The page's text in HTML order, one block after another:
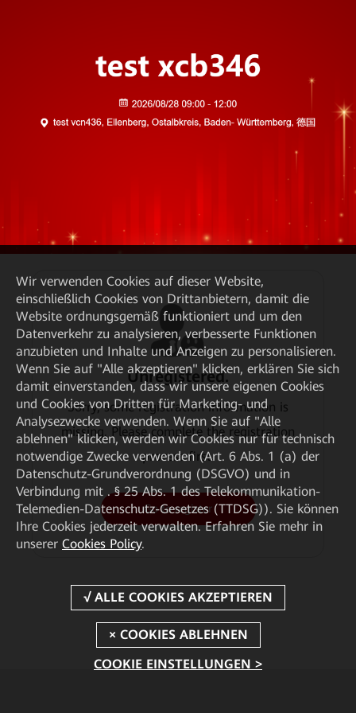
Unregistered.
Sorry, some registration information is
missing. Please complete the registration
process first.
Go to register
Wir verwenden Cookies auf dieser Website,
einschließlich Cookies von Drittanbietern, damit die
Website ordnungsgemäß funktioniert und um den
Datenverkehr zu analysieren, verbesserte Funktionen
anzubieten und Inhalte und Anzeigen zu personalisieren.
Wenn Sie auf "Alle akzeptieren" klicken, erklären Sie sich
damit einverstanden, dass wir unsere eigenen Cookies
und Cookies von Dritten für Marketing- und
Analysezwecke verwenden. Wenn Sie auf "Alle
ablehnen" klicken, werden wir Cookies nur für technisch
notwendige Zwecke verwenden (Art. 6 Abs. 1 (a) der
Datenschutz-Grundverordnung (DSGVO) und in
Verbindung mit . § 25 Abs. 1 des Telekommunikation-
Telemedien-Datenschutz-Gesetzes (TTDSG)). Sie können
Ihre Cookies jederzeit verwalten. Erfahren Sie mehr in
unserer Cookies Policy.
COOKIE EINSTELLUNGEN >